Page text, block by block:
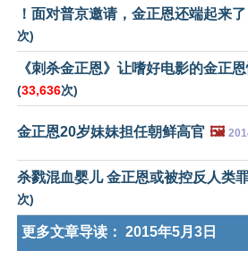
！面对普京邀请，金正恩还端起来了
次)
《刺杀金正恩》让嗜好电影的金正
(33,636次)
金正恩20岁妹妹担任朝鲜高官 🖼️
杀戮混血婴儿 金正恩或被控反人类
次)
更多文章导读： 2015年5月3日